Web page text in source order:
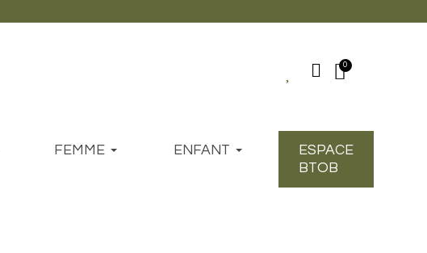
FEMME ENFANT
ESPACE
BTOB